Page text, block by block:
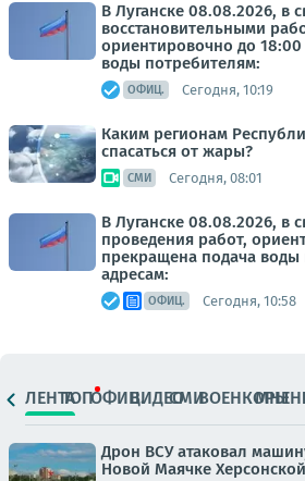
В Луганске 08.08.2026, в
восстановительными
ориентировочно до
воды потребителям:
ОФИЦ. Сегодня, 10:19
Каким регионам
спасаться от жары?
СМИ Сегодня, 08:01
В Луганске 08.08.2026, в
проведения работ,
прекращена подача
адресам:
ОФИЦ. Сегодня, 10:58
ЛЕНТАТОПОФИЦ.ВИДЕОСМИВОЕНКОРЫ
Дрон ВСУ атаковал
Новой Маячке